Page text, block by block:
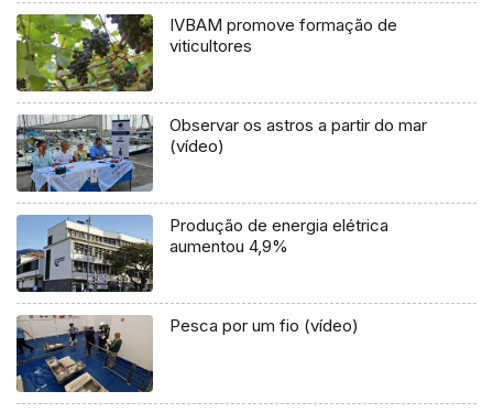
IVBAM promove formação de
viticultores
Observar os astros a partir do mar
(vídeo)
Produção de energia elétrica
aumentou 4,9%
Pesca por um fio (vídeo)